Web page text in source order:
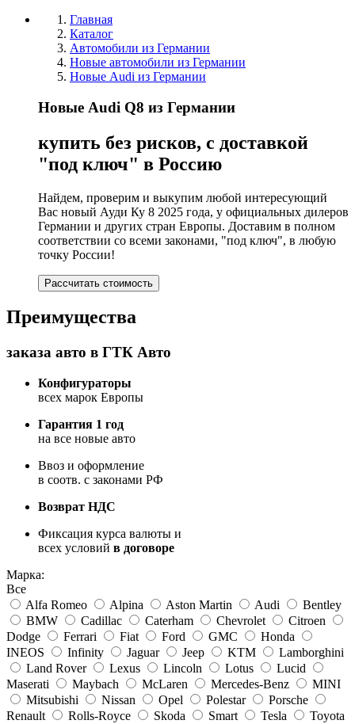
Главная
Каталог
Автомобили из Германии
Новые автомобили из Германии
Новые Audi из Германии
Новые Audi Q8 из Германии
купить без рисков, с доставкой
"под ключ" в Россию
Найдем, проверим и выкупим любой интересующий
Вас новый Ауди Ку 8 2025 года, у официальных дилеров
Германии и других стран Европы. Доставим в полном
соответствии со всеми законами, "под ключ", в любую
точку России!
Рассчитать стоимость
Преимущества
заказа авто в ГТК Авто
Конфигураторы
всех марок Европы
Гарантия 1 год
на все новые авто
Ввоз и оформление
в соотв. с законами РФ
Возврат НДС
Фиксация курса валюты и
всех условий в договоре
Марка:
Все
Alfa Romeo
Alpina Aston Martin Audi
Bentley
BMW
Cadillac Caterham Chevrolet
Citroen
Dodge
Ferrari Fiat Ford GMC
Honda
INEOS
Infinity Jaguar Jeep KTM
Lamborghini
Land Rover
Lexus Lincoln Lotus
Lucid
Maserati
Maybach McLaren Mercedes-Benz
MINI
Mitsubishi
Nissan Opel Polestar
Porsche
Renault
Rolls-Royce Skoda Smart Tesla
Toyota